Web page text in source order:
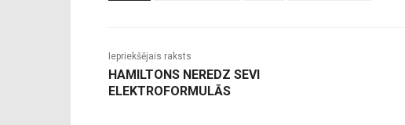
Iepriekšējais raksts
HAMILTONS NEREDZ SEVI
ELEKTROFORMULĀS